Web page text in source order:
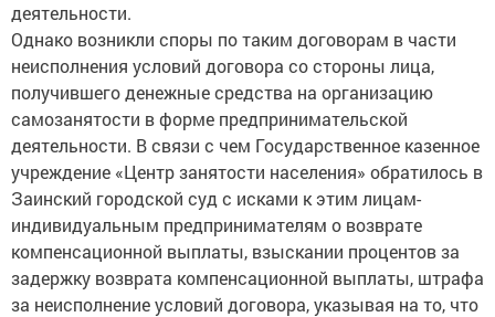
деятельности.
Однако возникли споры по таким договорам в части
неисполнения условий договора со стороны лица,
получившего денежные средства на организацию
самозанятости в форме предпринимательской
деятельности. В связи с чем Государственное казенное
учреждение «Центр занятости населения» обратилось в
Заинский городской суд с исками к этим лицам-
индивидуальным предпринимателям о возврате
компенсационной выплаты, взыскании процентов за
задержку возврата компенсационной выплаты, штрафа
за неисполнение условий договора, указывая на то, что